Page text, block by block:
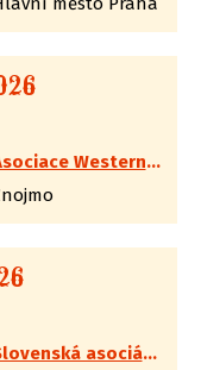
Asociace Westernových Střelců, spolek
Slovenská asociácia westernovej streľby